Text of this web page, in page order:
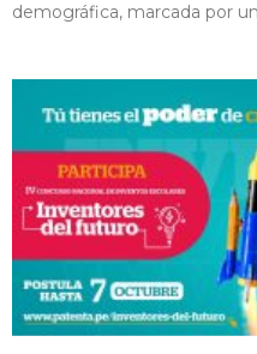
demográfica, marcada por